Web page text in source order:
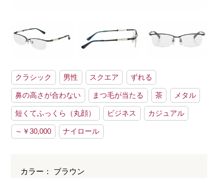
クラシック 男性 スクエア ずれる
鼻の高さが合わない まつ毛が当たる 茶 メタル
短くてふっくら（丸顔） ビジネス カジュアル
～￥30,000 ナイロール
カラー： ブラウン